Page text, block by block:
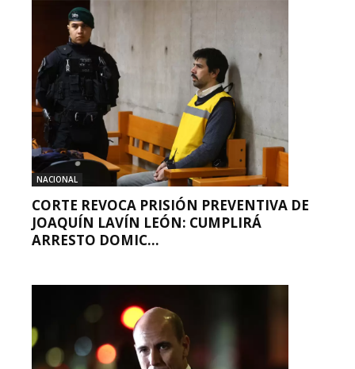
NACIONAL
CORTE REVOCA PRISIÓN PREVENTIVA DE
JOAQUÍN LAVÍN LEÓN: CUMPLIRÁ
ARRESTO DOMIC...